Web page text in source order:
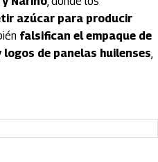
azúcar para producir
falsifican el empaque de
logos de panelas huilenses,